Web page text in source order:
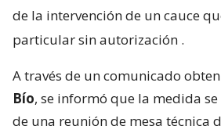
de la intervención de un cauce
particular sin autorización .
A través de un comunicado
Bío, se informó que la medida
de una reunión de mesa técnica